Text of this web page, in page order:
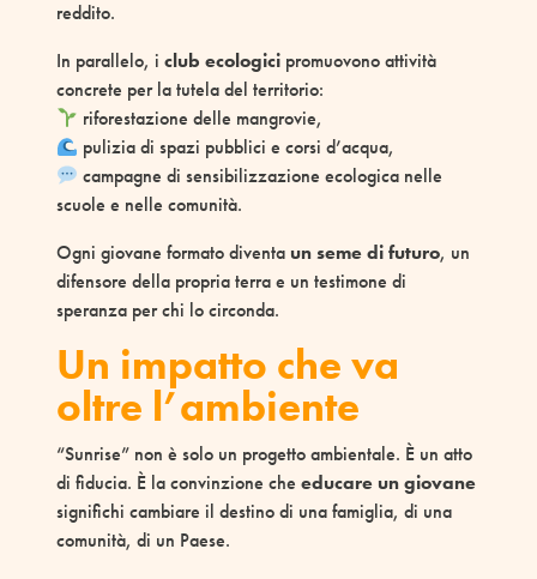
reddito.
In parallelo, i club ecologicipromuovono attività
concrete per la tutela del territorio:
riforestazione delle mangrovie,
pulizia di spazi pubblici e corsi d’acqua,
campagne di sensibilizzazione ecologica nelle
scuole e nelle comunità.
Ogni giovane formato diventa un seme di futuro, un
difensore della propria terra e un testimone di
speranza per chi lo circonda.
Un impatto che va
oltre l’ambiente
“Sunrise” non è solo un progetto ambientale. È un atto
di fiducia. È la convinzione che educare un giovane
significhi cambiare il destino di una famiglia, di una
comunità, di un Paese.